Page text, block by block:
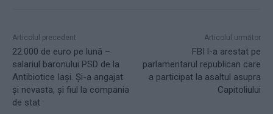
Articolul precedent
22.000 de euro pe lună –
salariul baronului PSD de la
Antibiotice Iași. Și-a angajat
și nevasta, și fiul la compania
de stat
Articolul următor
FBI l-a arestat pe
parlamentarul republican care
a participat la asaltul asupra
Capitoliului